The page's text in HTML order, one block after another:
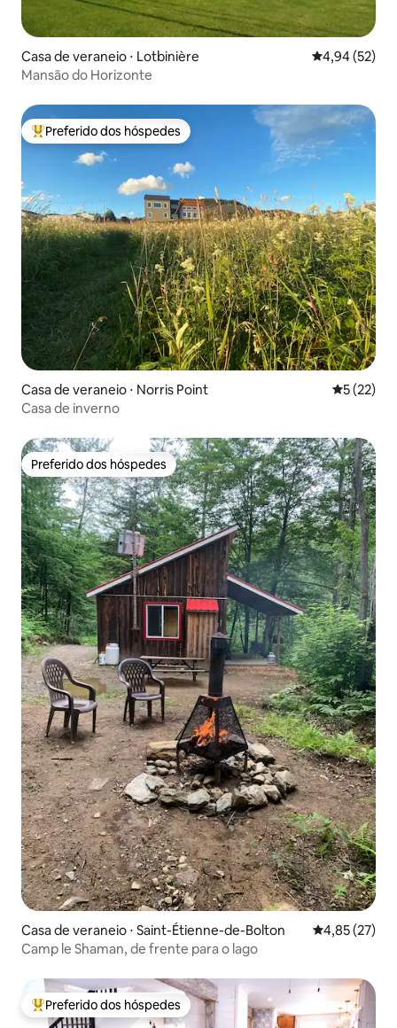
Casa de veraneio ⋅ Lotbinière 4,94 de uma
4,94 (52)
Mansão do Horizonte
Entre os melhores preferidos dos hóspedes
Preferido dos hóspedes
Casa de veraneio ⋅ Norris Point 5 de uma
5 (22)
Casa de inverno
Preferido dos hóspedes
Preferido dos hóspedes
Casa de veraneio ⋅ Saint-Étienne-de-Bolton 4,85 de uma
4,85 (27)
Camp le Shaman, de frente para o lago
Entre os melhores preferidos dos hóspedes
Preferido dos hóspedes